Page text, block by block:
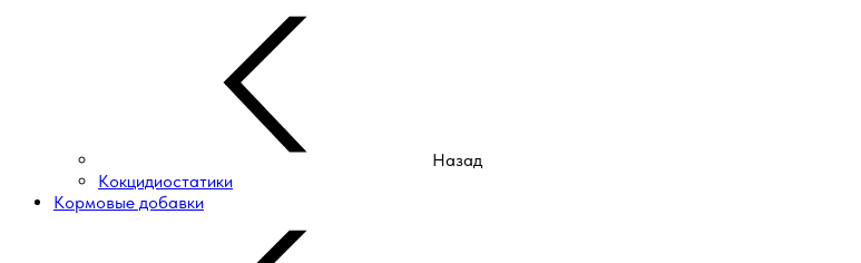
Назад
Кокцидиостатики
Кормовые добавки